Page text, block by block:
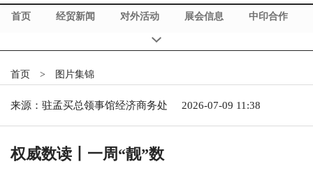
首页 经贸新闻 对外活动 展会信息 中印合作
首页 > 图片集锦
来源：驻孟买总领事馆经济商务处 2026-07-09 11:38
权威数读丨一周“靓”数